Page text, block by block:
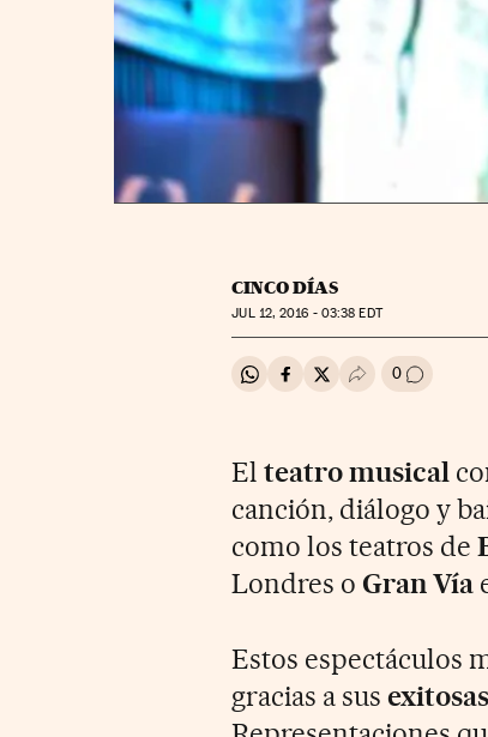
CINCO DÍAS
JUL12, 2016 - 03:38 EDT
Compartir en Whatsapp
Compartir en Facebook
Compartir en Twitter
Desplegar
0 Ir a los
Elteatro musical
canción, diálogo y
como los teatros de
Londres o Gran Vía
Estos espectáculos
gracias a sus